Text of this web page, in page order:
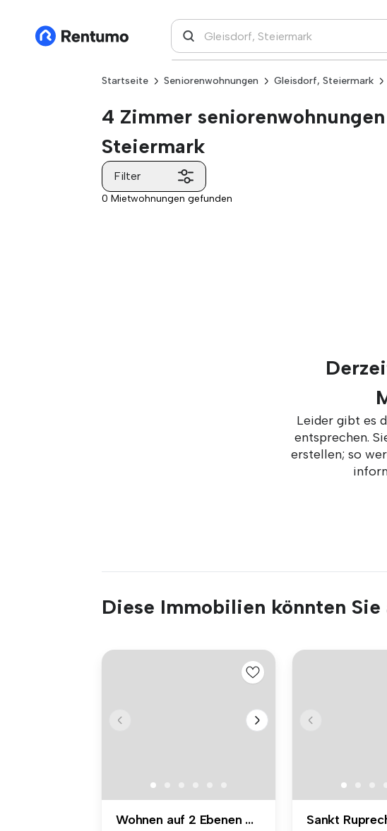
Startseite Seniorenwohnungen Gleisdorf, Steiermark
4 Zimmer
Steiermark
Filter
0 Mietwohnungen gefunden
Leider gibt es
entsprechen.
erstellen; so
Diese Immobilien könnten
Wohnen auf 2 Ebenen mit besonderem Flair